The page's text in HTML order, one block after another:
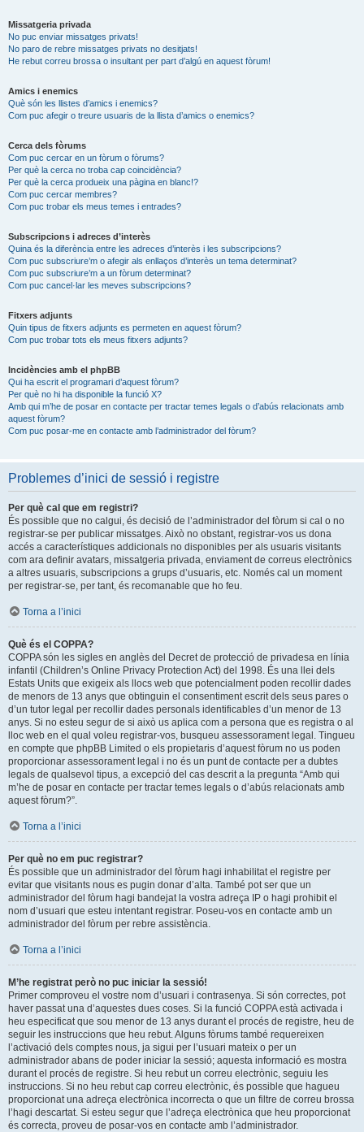
Missatgeria privada
No puc enviar missatges privats!
No paro de rebre missatges privats no desitjats!
He rebut correu brossa o insultant per part d’algú en aquest fòrum!
Amics i enemics
Què són les llistes d’amics i enemics?
Com puc afegir o treure usuaris de la llista d’amics o enemics?
Cerca dels fòrums
Com puc cercar en un fòrum o fòrums?
Per què la cerca no troba cap coincidència?
Per què la cerca produeix una pàgina en blanc!?
Com puc cercar membres?
Com puc trobar els meus temes i entrades?
Subscripcions i adreces d’interès
Quina és la diferència entre les adreces d’interès i les subscripcions?
Com puc subscriure’m o afegir als enllaços d’interès un tema determinat?
Com puc subscriure’m a un fòrum determinat?
Com puc cancel·lar les meves subscripcions?
Fitxers adjunts
Quin tipus de fitxers adjunts es permeten en aquest fòrum?
Com puc trobar tots els meus fitxers adjunts?
Incidències amb el phpBB
Qui ha escrit el programari d’aquest fòrum?
Per què no hi ha disponible la funció X?
Amb qui m’he de posar en contacte per tractar temes legals o d’abús relacionats amb
aquest fòrum?
Com puc posar-me en contacte amb l’administrador del fòrum?
Problemes d’inici de sessió i registre
Per què cal que em registri?
És possible que no calgui, és decisió de l’administrador del fòrum si cal o no
registrar-se per publicar missatges. Això no obstant, registrar-vos us dona
accés a característiques addicionals no disponibles per als usuaris visitants
com ara definir avatars, missatgeria privada, enviament de correus electrònics
a altres usuaris, subscripcions a grups d’usuaris, etc. Només cal un moment
per registrar-se, per tant, és recomanable que ho feu.
Torna a l’inici
Què és el COPPA?
COPPA són les sigles en anglès del Decret de protecció de privadesa en línia
infantil (Children’s Online Privacy Protection Act) del 1998. És una llei dels
Estats Units que exigeix als llocs web que potencialment poden recollir dades
de menors de 13 anys que obtinguin el consentiment escrit dels seus pares o
d’un tutor legal per recollir dades personals identificables d’un menor de 13
anys. Si no esteu segur de si això us aplica com a persona que es registra o al
lloc web en el qual voleu registrar-vos, busqueu assessorament legal. Tingueu
en compte que phpBB Limited o els propietaris d’aquest fòrum no us poden
proporcionar assessorament legal i no és un punt de contacte per a dubtes
legals de qualsevol tipus, a excepció del cas descrit a la pregunta “Amb qui
m’he de posar en contacte per tractar temes legals o d’abús relacionats amb
aquest fòrum?”.
Torna a l’inici
Per què no em puc registrar?
És possible que un administrador del fòrum hagi inhabilitat el registre per
evitar que visitants nous es pugin donar d’alta. També pot ser que un
administrador del fòrum hagi bandejat la vostra adreça IP o hagi prohibit el
nom d’usuari que esteu intentant registrar. Poseu-vos en contacte amb un
administrador del fòrum per rebre assistència.
Torna a l’inici
M’he registrat però no puc iniciar la sessió!
Primer comproveu el vostre nom d’usuari i contrasenya. Si són correctes, pot
haver passat una d’aquestes dues coses. Si la funció COPPA està activada i
heu especificat que sou menor de 13 anys durant el procés de registre, heu de
seguir les instruccions que heu rebut. Alguns fòrums també requereixen
l’activació dels comptes nous, ja sigui per l’usuari mateix o per un
administrador abans de poder iniciar la sessió; aquesta informació es mostra
durant el procés de registre. Si heu rebut un correu electrònic, seguiu les
instruccions. Si no heu rebut cap correu electrònic, és possible que hagueu
proporcionat una adreça electrònica incorrecta o que un filtre de correu brossa
l’hagi descartat. Si esteu segur que l’adreça electrònica que heu proporcionat
és correcta, proveu de posar-vos en contacte amb l’administrador.